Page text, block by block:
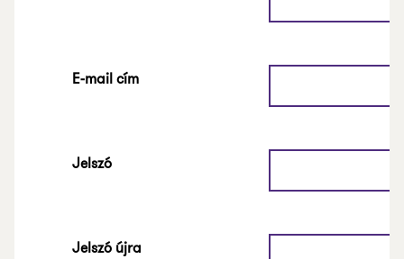
E-mail cím
Jelszó
Jelszó újra